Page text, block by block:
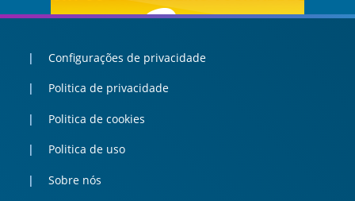
Configurações de privacidade
Politica de privacidade
Politica de cookies
Politica de uso
Sobre nós